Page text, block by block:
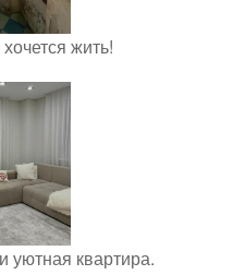
жить!
уютная квартира.